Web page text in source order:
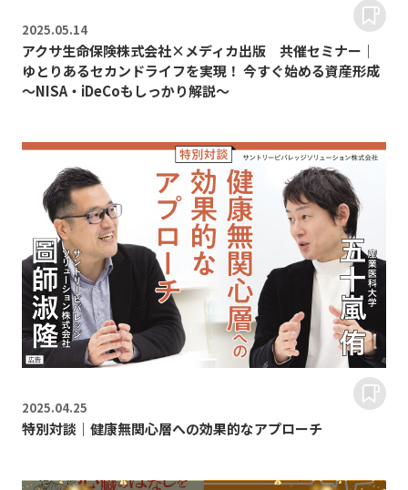
2025.05.14
アクサ生命保険株式会社×メディカ出版 共催セミナー｜
ゆとりあるセカンドライフを実現！ 今すぐ始める資産形成
～NISA・iDeCoもしっかり解説～
2025.04.25
特別対談｜健康無関心層への効果的なアプローチ